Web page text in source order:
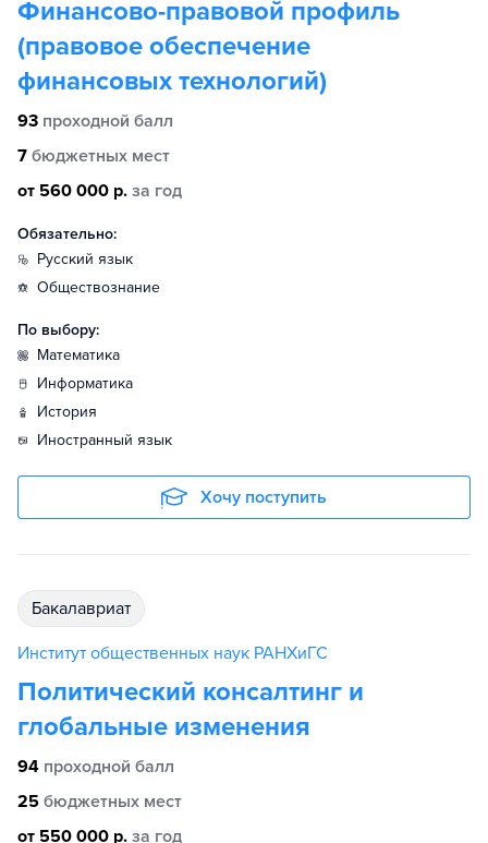
Финансово-правовой профиль
(правовое обеспечение
финансовых технологий)
93 проходной балл
7 бюджетных мест
от 560 000 р. за год
Обязательно:
русский язык
обществознание
По выбору:
математика
информатика
история
иностранный язык
Хочу поступить
бакалавриат
Институт общественных наук РАНХиГС
Политический консалтинг и
глобальные изменения
94 проходной балл
25 бюджетных мест
от 550 000 р. за год